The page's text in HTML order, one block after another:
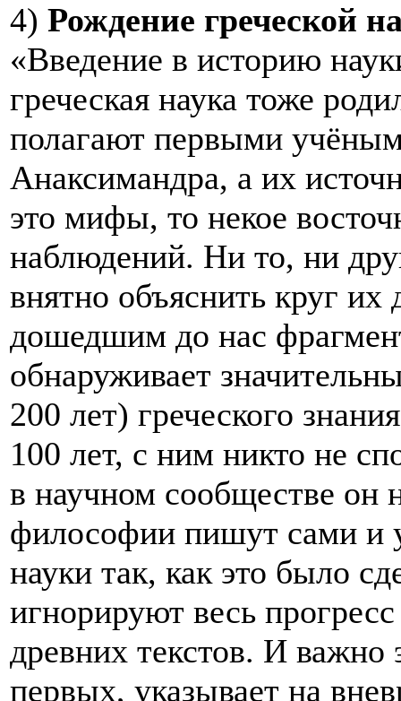
4) Рождение греческой
«Введение в историю
греческая наука тоже
полагают первыми
Анаксимандра, а их
это мифы, то некое
наблюдений. Ни то, ни
внятно объяснить круг
дошедшим до нас
обнаруживает
200 лет) греческого
100 лет, с ним никто не
в научном сообществе он
философии пишут сами и
науки так, как это было
игнорируют весь
древних текстов. И
первых, указывает на